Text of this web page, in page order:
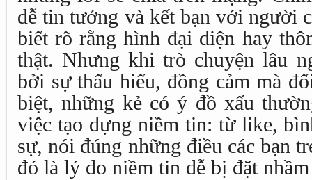
dễ tin tưởng và kết bạn với người
biết rõ rằng hình đại diện hay
thật. Nhưng khi trò chuyện lâu
bởi sự thấu hiểu, đồng cảm mà
biệt, những kẻ có ý đồ xấu
việc tạo dựng niềm tin: từ like,
sự, nói đúng những điều các bạn
đó là lý do niềm tin dễ bị đặt